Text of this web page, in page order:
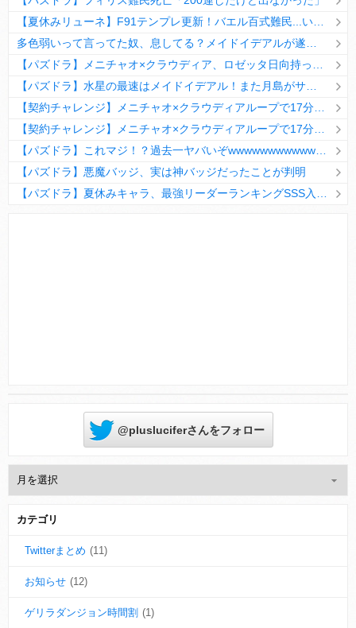
【パズドラ】悪魔バッジ、実は神バッジだったことが判明
@plusluciferさんをフォロー
カテゴリ
Twitterまとめ (11)
お知らせ (12)
ゲリラダンジョン時間割 (1)